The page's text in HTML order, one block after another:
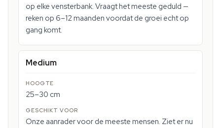
op elke vensterbank. Vraagt het meeste geduld —
reken op 6–12 maanden voordat de groei echt op
gang komt.
Medium
25–30 cm
Onze aanrader voor de meeste mensen. Ziet er nu